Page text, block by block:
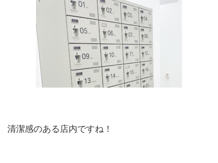
清潔感のある店内ですね！